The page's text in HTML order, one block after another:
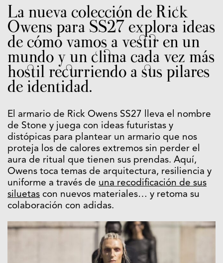
La nueva colección de Rick
Owens para SS27 explora ideas
de cómo vamos a vestir en un
mundo y un clima cada vez más
hostil recurriendo a sus pilares
de identidad.
El armario de Rick Owens SS27 lleva el nombre
de Stone y juega con ideas futuristas y
distópicas para plantear un armario que nos
proteja los de calores extremos sin perder el
aura de ritual que tienen sus prendas. Aquí,
Owens toca temas de arquitectura, resiliencia y
uniforme a través de una recodificación de sus
siluetas con nuevos materiales… y retoma su
colaboración con adidas.